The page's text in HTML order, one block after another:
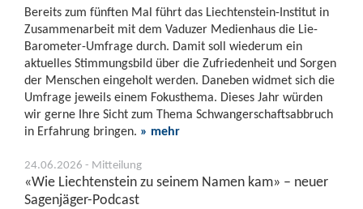
Bereits zum fünften Mal führt das Liechtenstein-Institut in
Zusammenarbeit mit dem Vaduzer Medienhaus die Lie-
Barometer-Umfrage durch. Damit soll wiederum ein
aktuelles Stimmungsbild über die Zufriedenheit und Sorgen
der Menschen eingeholt werden. Daneben widmet sich die
Umfrage jeweils einem Fokusthema. Dieses Jahr würden
wir gerne Ihre Sicht zum Thema Schwangerschaftsabbruch
in Erfahrung bringen. » mehr
24.06.2026 - Mitteilung
«Wie Liechtenstein zu seinem Namen kam» – neuer
Sagenjäger-Podcast